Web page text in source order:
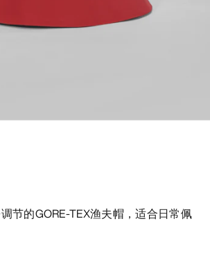
节的GORE-TEX渔夫帽，适合日常佩